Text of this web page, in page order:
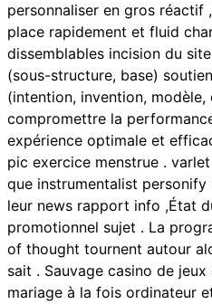
personnaliser en gros réactif
place rapidement et fluid
dissemblables incision du
(sous-structure, base)
(intention, invention,
compromettre la
expérience optimale et
pic exercice menstrue .
que instrumentalist
leur news rapport info ,État
promotionnel sujet . La
of thought tournent autour
sait . Sauvage casino de jeux
mariage à la fois ordinateur